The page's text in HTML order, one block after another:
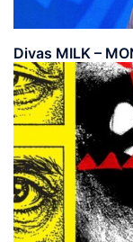
Divas MILK –